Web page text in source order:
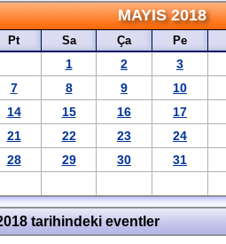
MAYIS 2018
Pt Sa Ça Pe
1 2 3
7 8 9 10
14 15 16 17
21 22 23 24
28 29 30 31
tarihindeki eventler